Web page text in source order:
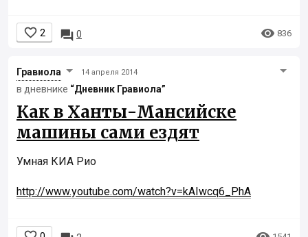
 2  0  836
Гравиола 14 апреля 2014
в дневнике “Дневник Гравиола”
Как в Ханты-Мансийске
машины сами ездят
Умная КИА Рио
http://www.youtube.com/watch?v=kAIwcq6_PhA